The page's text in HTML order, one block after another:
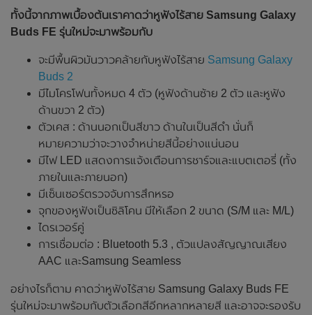
ทั้งนี้จากภาพเบื้องต้นเราคาดว่าหูฟังไร้สาย Samsung Galaxy
Buds FE รุ่นใหม่จะมาพร้อมกับ
จะมีพื้นผิวมันวาวคล้ายกับหูฟังไร้สาย Samsung Galaxy
Buds 2
มีไมโครโฟนทั้งหมด 4 ตัว (หูฟังด้านซ้าย 2 ตัว และหูฟัง
ด้านขวา 2 ตัว)
ตัวเคส : ด้านนอกเป็นสีขาว ด้านในเป็นสีดำ นั่นก็
หมายความว่าจะวางจำหน่ายสีนี้อย่างแน่นอน
มีไฟ LED แสดงการแจ้งเตือนการชาร์จและแบตเตอรี่ (ทั้ง
ภายในและภายนอก)
มีเซ็นเซอร์ตรวจจับการสึกหรอ
จุกของหูฟังเป็นซิลิโคน มีให้เลือก 2 ขนาด (S/M และ M/L)
ไดรเวอร์คู่
การเชื่อมต่อ : Bluetooth 5.3 , ตัวแปลงสัญญาณเสียง
AAC และSamsung Seamless
อย่างไรก็ตาม คาดว่าหูฟังไร้สาย Samsung Galaxy Buds FE
รุ่นใหม่จะมาพร้อมกับตัวเลือกสีอีกหลากหลายสี และอาจจะรองรับ